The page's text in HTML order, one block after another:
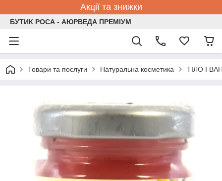
Акції та знижки
БУТИК РОСА - АЮРВЕДА ПРЕМІУМ
Товари та послуги Натуральна косметика ТІЛО І